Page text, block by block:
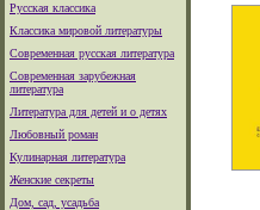
Русская классика
Классика мировой литературы
Современная русская литература
Современная зарубежная
литература
Литература для детей и о детях
Любовный роман
Кулинарная литература
Женские секреты
Дом, сад, усадьба